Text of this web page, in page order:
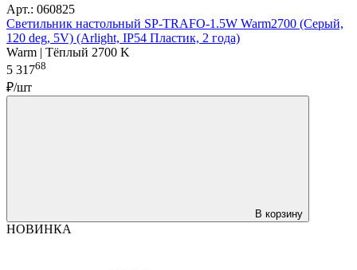
Арт.: 060825
Светильник настольный SP-TRAFO-1.5W Warm2700 (Серый,
120 deg, 5V) (Arlight, IP54 Пластик, 2 года)
Warm | Тёплый 2700 K
5 31768
₽/шт
В корзину
НОВИНКА